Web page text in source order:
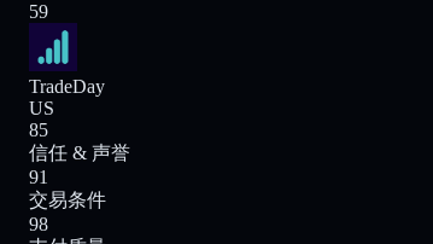
59
TradeDay
US
85
信任 & 声誉
91
交易条件
98